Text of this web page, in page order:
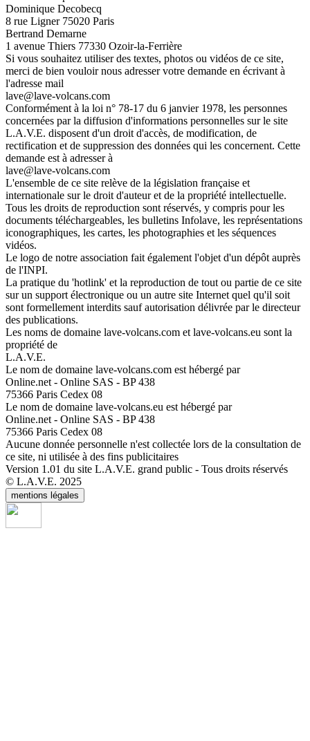
Dominique Decobecq
8 rue Ligner 75020 Paris
Bertrand Demarne
1 avenue Thiers 77330 Ozoir-la-Ferrière
Si vous souhaitez utiliser des textes, photos ou vidéos de ce site,
merci de bien vouloir nous adresser votre demande en écrivant à
l'adresse mail
lave@lave-volcans.com
Conformément à la loi n° 78-17 du 6 janvier 1978, les personnes
concernées par la diffusion d'informations personnelles sur le site
L.A.V.E. disposent d'un droit d'accès, de modification, de
rectification et de suppression des données qui les concernent. Cette
demande est à adresser à
lave@lave-volcans.com
L'ensemble de ce site relève de la législation française et
internationale sur le droit d'auteur et de la propriété intellectuelle.
Tous les droits de reproduction sont réservés, y compris pour les
documents téléchargeables, les bulletins Infolave, les représentations
iconographiques, les cartes, les photographies et les séquences
vidéos.
Le logo de notre association fait également l'objet d'un dépôt auprès
de l'INPI.
La pratique du 'hotlink' et la reproduction de tout ou partie de ce site
sur un support électronique ou un autre site Internet quel qu'il soit
sont formellement interdits sauf autorisation délivrée par le directeur
des publications.
Les noms de domaine lave-volcans.com et lave-volcans.eu sont la
propriété de
L.A.V.E.
Le nom de domaine lave-volcans.com est hébergé par
Online.net - Online SAS - BP 438
75366 Paris Cedex 08
Le nom de domaine lave-volcans.eu est hébergé par
Online.net - Online SAS - BP 438
75366 Paris Cedex 08
Aucune donnée personnelle n'est collectée lors de la consultation de
ce site, ni utilisée à des fins publicitaires
Version 1.01 du site L.A.V.E. grand public - Tous droits réservés
© L.A.V.E. 2025
mentions légales